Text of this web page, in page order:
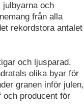
julbyarna och
från alla
rekordstora antalet
och ljusparad.
olika byar för
granen inför julen,
och producent för